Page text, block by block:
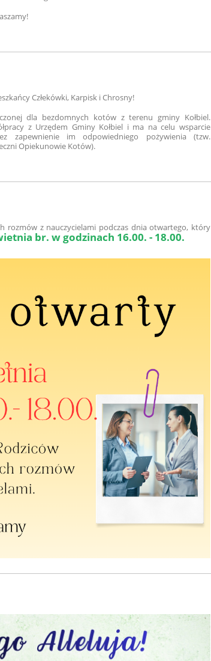
Człekówki, Karpisk i Chrosny!
dla bezdomnych kotów z terenu gminy Kołbiel.
z Urzędem Gminy Kołbiel i ma na celu wsparcie
zapewnienie im odpowiedniego pożywienia (tzw.
Opiekunowie Kotów).
rozmów z nauczycielami podczas dnia otwartego, który
br. w godzinach 16.00. - 18.00.